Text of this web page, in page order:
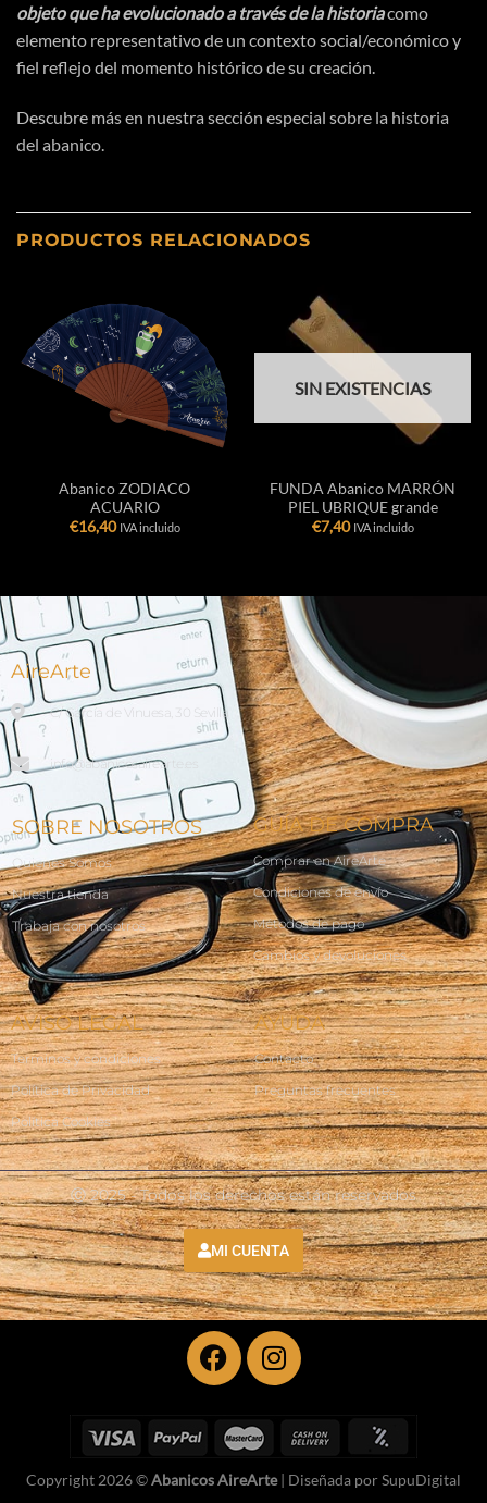
objeto que ha evolucionado atravésde la historiacomo
elemento representativo de un contexto social/económicoy
fiel reflejo del momento históricode su creación
Descubre más en nuestra sección especial sobre la historia
del abanico.
PRODUCTOS RELACIONADOS
Abanico ZODIACO
ACUARIO
€16,40 IVA incluido
SIN EXISTENCIAS
FUNDA Abanico MARRÓN
PIEL UBRIQUE grande
€7,40 IVA incluido
AireArte
C/ García de Vinuesa, 30 Sevilla
info@abanicosairearte.es
SOBRE NOSOTROS
Quienes Somos
Nuestra tienda
Trabaja con nosotros
GUÍA DE COMPRA
Comprar en AireArte
Condiciones de envío
Métodos de pago
Cambios y devoluciones
AVISO LEGAL
Terminos y condiciones
Política de Privacidad
Política Cookies
AYUDA
Contacto
Preguntas frecuentes
Ⓒ 2025 - Todos los derechos están reservados
MI CUENTA
Copyright 2026 ©Abanicos AireArte| Diseñada porSupuDigital